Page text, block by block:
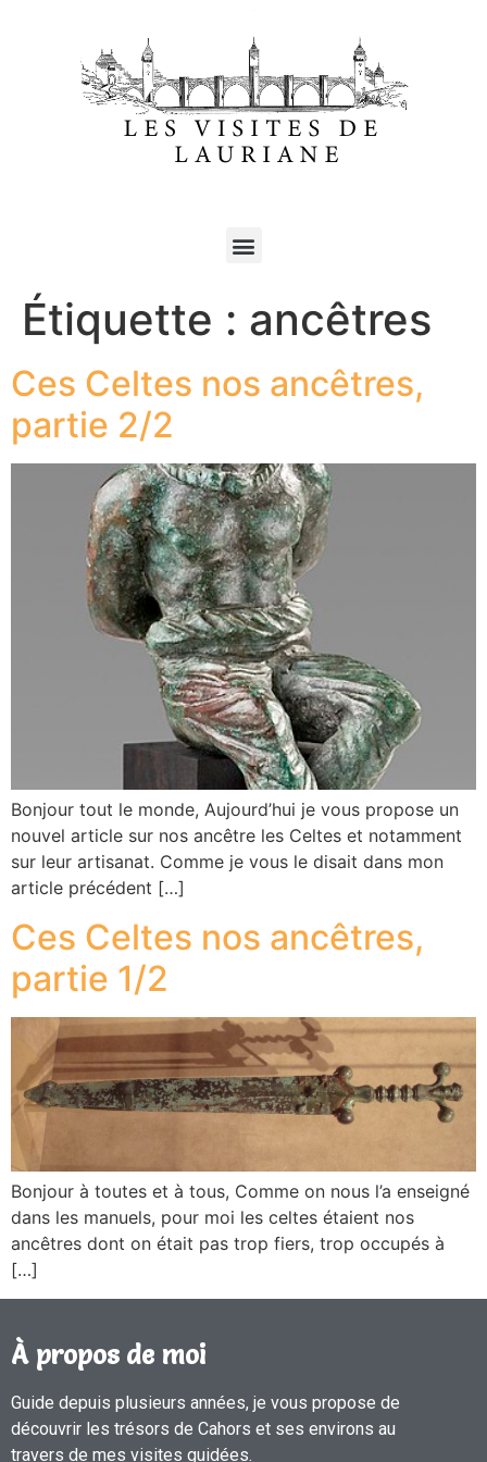
Étiquette : ancêtres
Ces Celtes nos ancêtres,
partie 2/2
Bonjour tout le monde, Aujourd’hui je vous propose un
nouvel article sur nos ancêtre les Celtes et notamment
sur leur artisanat. Comme je vous le disait dans mon
article précédent […]
Ces Celtes nos ancêtres,
partie 1/2
Bonjour à toutes et à tous, Comme on nous l’a enseigné
dans les manuels, pour moi les celtes étaient nos
ancêtres dont on était pas trop fiers, trop occupés à
[…]
À propos de moi
Guide depuis plusieurs années, je vous propose de
découvrir les trésors de Cahors et ses environs au
travers de mes visites guidées.